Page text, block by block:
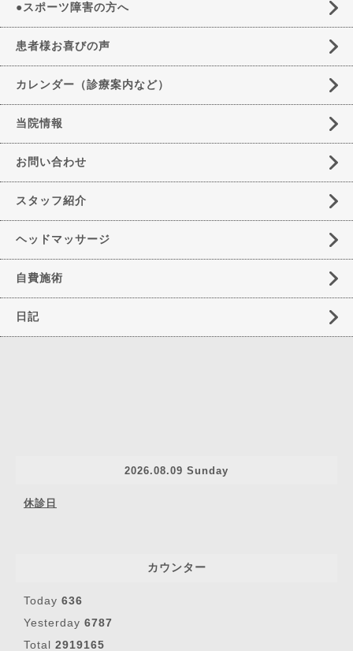
●スポーツ障害の方へ
患者様お喜びの声
カレンダー（診療案内など）
当院情報
お問い合わせ
スタッフ紹介
ヘッドマッサージ
自費施術
日記
2026.08.09 Sunday
休診日
カウンター
Today 636
Yesterday 6787
Total 2919165